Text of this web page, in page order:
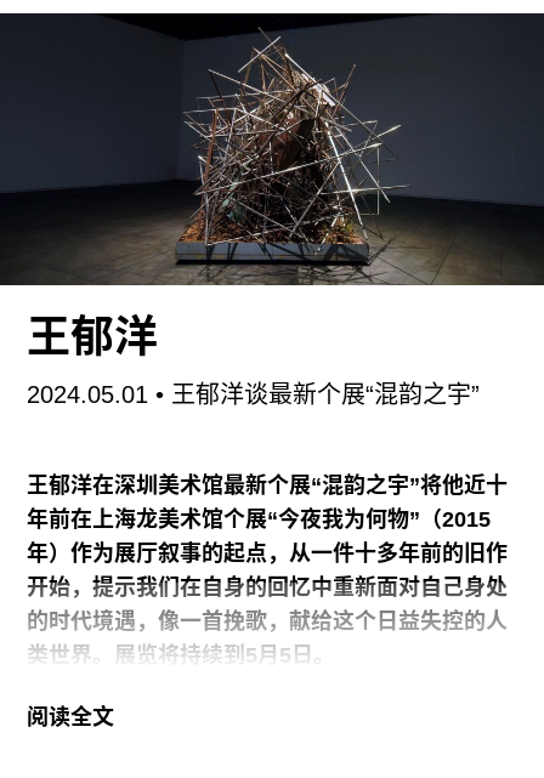
格。在摩尔三十年的艺术生涯中，历史一直是他反
复探讨的主题，他尤为关注沟通失效和故事叙述，
将政治和个人脉络相结合，涉及（误）译、创伤和
心理地理学等问题。
对摩尔来说，认知差异是富有创造性的，主流历史
叙事和个人经验之间的不可调和性是他信赖的灵感
之源。通过在视觉、听觉、触觉、嗅觉和本体感觉
广泛的社会和美学问题中融入道德准则。
在摩尔被宣布代表澳大利亚参加2024年威尼斯双年
创伤、他的艺术实践中的核心叙事，以及他在创作
《亲朋》（ KITH AND KIN ，2024）之前思考的新
想法。他在澳大利亚馆的展览获得了今年国家馆金
狮奖，成为首位获此殊荣的澳大利亚艺术家。这场
令人惊叹的展览融合了尖锐的政治批判和神话般的
自传叙事，捕捉了今年威尼斯对原住民实践的突出
王郁洋
2024.05.01• 王郁洋谈最新个展“混韵之宇”
王郁洋在深圳美术馆最新个展“混韵之宇”将他近十
年前在上海龙美术馆个展“今夜我为何物”（2015
年）作为展厅叙事的起点，从一件十多年前的旧作
开始，提示我们在自身的回忆中重新面对自己身处
的时代境遇，像一首挽歌，献给这个日益失控的人
类世界。展览将持续到5月5日。
十年前我的个展“今夜我为何物”以人和人造物的关
阅读全文